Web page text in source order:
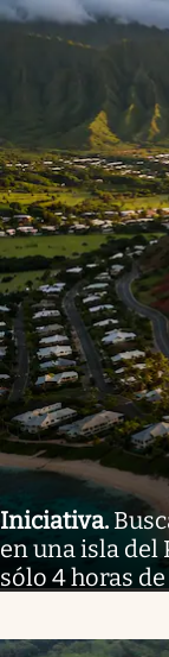
Iniciativa.
en una isla del
sólo 4 horas